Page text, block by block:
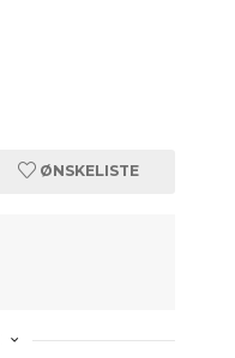
ØNSKELISTE